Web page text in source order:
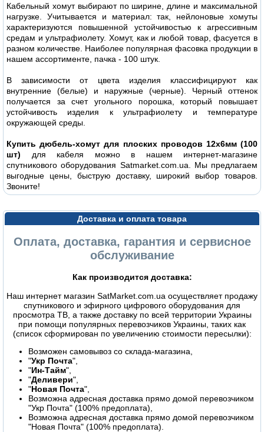
Кабельный хомут выбирают по ширине, длине и максимальной
нагрузке. Учитывается и материал: так, нейлоновые хомуты
характеризуются повышенной устойчивостью к агрессивным
средам и ультрафиолету. Хомут, как и любой товар, фасуется в
разном количестве. Наиболее популярная фасовка продукции в
нашем ассортименте, пачка - 100 штук.
В зависимости от цвета изделия классифицируют как
внутренние (белые) и наружные (черные). Черный оттенок
получается за счет угольного порошка, который повышает
устойчивость изделия к ультрафиолету и температуре
окружающей среды.
Купить дюбель-хомут для плоских проводов 12x6мм (100
шт) для кабеля можно в нашем интернет-магазине
спутникового оборудования Satmarket.com.ua. Мы предлагаем
выгодные цены, быструю доставку, широкий выбор товаров.
Звоните!
Доставка и оплата товара
Оплата, доставка, гарантия и сервисное
обслуживание
Как производится доставка:
Наш интернет магазин SatMarket.com.ua осуществляет продажу
спутникового и эфирного цифрового оборудования для
просмотра ТВ, а также доставку по всей территории Украины
при помощи популярных перевозчиков Украины, таких как
(список сформирован по увеличению стоимости пересылки):
Возможен самовывоз со склада-магазина,
"Укр Почта",
"Ин-Тайм",
"Деливери",
"Новая Почта",
Возможна адресная доставка прямо домой перевозчиком
"Укр Почта" (100% предоплата),
Возможна адресная доставка прямо домой перевозчиком
"Новая Почта" (100% предоплата).